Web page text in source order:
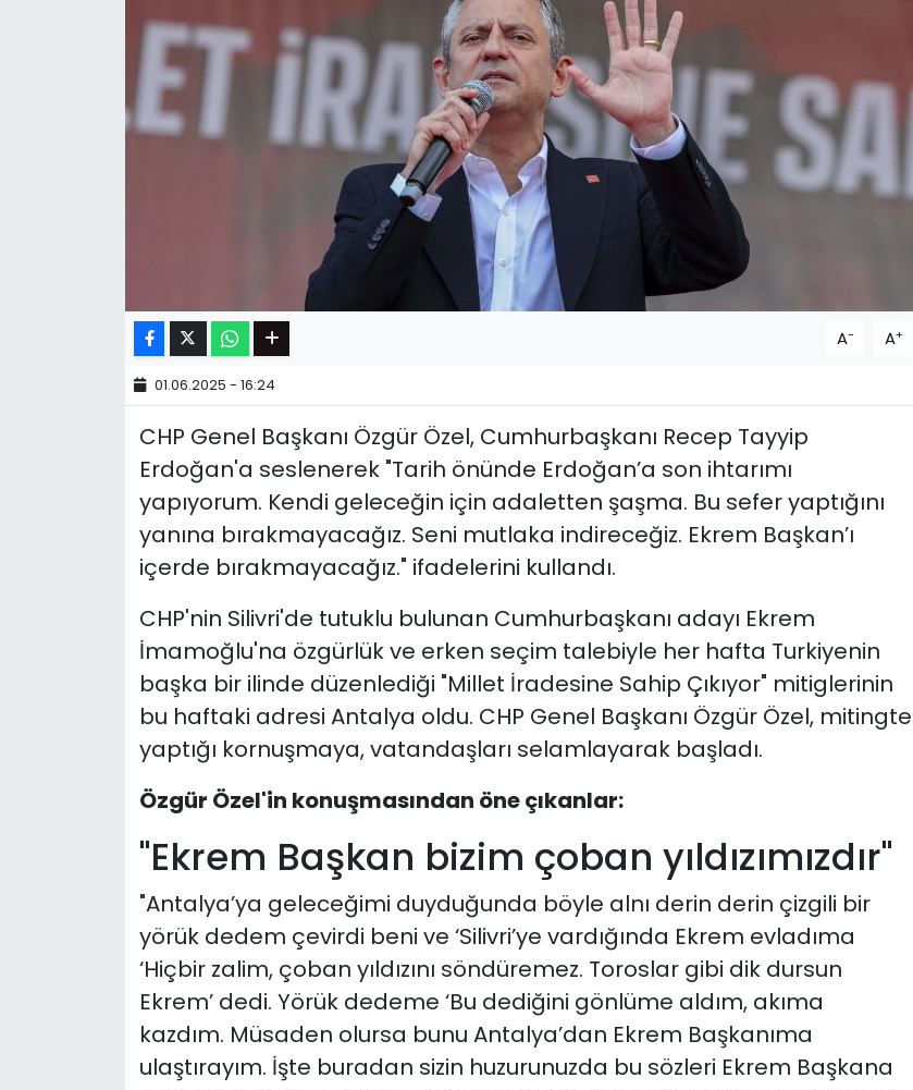
A- A+
01.06.2025 - 16:24
CHP Genel Başkanı Özgür Özel, Cumhurbaşkanı Recep Tayyip
Erdoğan'a seslenerek "Tarih önünde Erdoğan’a son ihtarımı
yapıyorum. Kendi geleceğin için adaletten şaşma. Bu sefer yaptığını
yanına bırakmayacağız. Seni mutlaka indireceğiz. Ekrem Başkan’ı
içerde bırakmayacağız." ifadelerini kullandı.
CHP'nin Silivri'de tutuklu bulunan Cumhurbaşkanı adayı Ekrem
İmamoğlu'na özgürlük ve erken seçim talebiyle her hafta Turkiyenin
başka bir ilinde düzenlediği "Millet İradesine Sahip Çıkıyor" mitiglerinin
bu haftaki adresi Antalya oldu. CHP Genel Başkanı Özgür Özel, mitingte
yaptığı kornuşmaya, vatandaşları selamlayarak başladı.
Özgür Özel'in konuşmasından öne çıkanlar:
''Ekrem Başkan bizim çoban yıldızımızdır''
"Antalya’ya geleceğimi duyduğunda böyle alnı derin derin çizgili bir
yörük dedem çevirdi beni ve ‘Silivri’ye vardığında Ekrem evladıma
‘Hiçbir zalim, çoban yıldızını söndüremez. Toroslar gibi dik dursun
Ekrem’ dedi. Yörük dedeme ‘Bu dediğini gönlüme aldım, akıma
kazdım. Müsaden olursa bunu Antalya’dan Ekrem Başkanıma
ulaştırayım. İşte buradan sizin huzurunuzda bu sözleri Ekrem Başkana